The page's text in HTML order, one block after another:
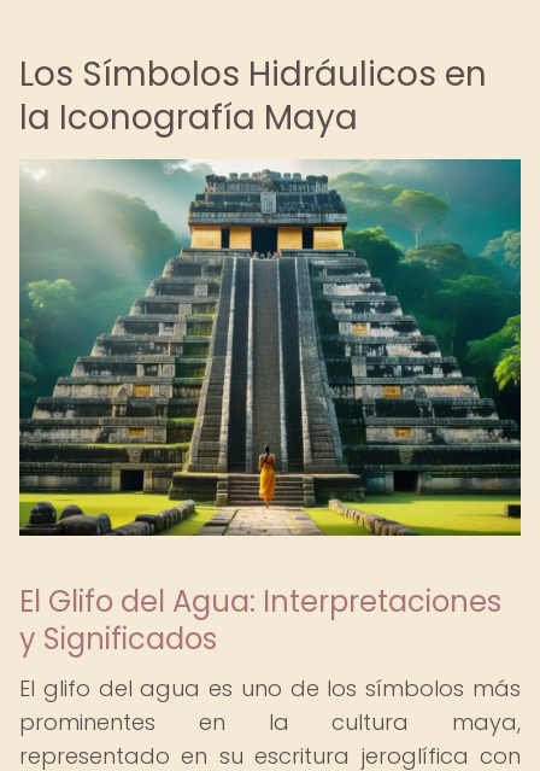
Los Símbolos Hidráulicos en
la Iconografía Maya
El Glifo del Agua: Interpretaciones
y Significados
El glifo del agua es uno de los símbolos más
prominentes en la cultura maya,
representado en su escritura jeroglífica con